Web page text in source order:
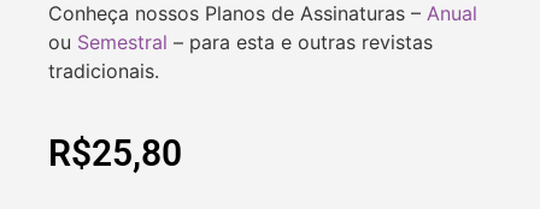
Conheça nossos Planos de Assinaturas – Anual
ou Semestral – para esta e outras revistas
tradicionais.
R$25,80